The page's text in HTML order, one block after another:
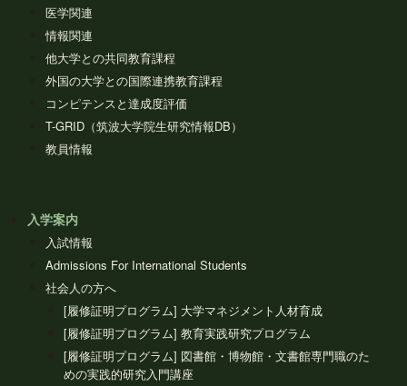
医学関連
情報関連
他大学との共同教育課程
外国の大学との国際連携教育課程
コンピテンスと達成度評価
T-GRID（筑波大学院生研究情報DB）
教員情報
入学案内
入試情報
Admissions For International Students
社会人の方へ
[履修証明プログラム] 大学マネジメント人材育成
[履修証明プログラム] 教育実践研究プログラム
[履修証明プログラム] 図書館・博物館・文書館専門職のた
めの実践的研究入門講座